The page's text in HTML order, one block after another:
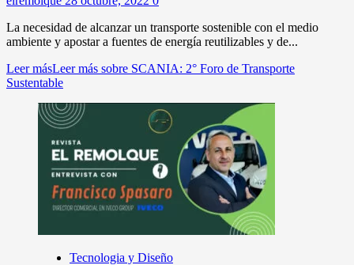
La necesidad de alcanzar un transporte sostenible con el medio
ambiente y apostar a fuentes de energía reutilizables y de...
Leer másLeer más sobre SCANIA: 2° Foro de Transporte
Sustentable
Tecnologia y Diseño